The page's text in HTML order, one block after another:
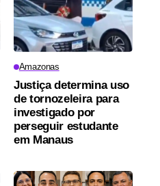
Amazonas
Justiça determina uso
de tornozeleira para
investigado por
perseguir estudante
em Manaus